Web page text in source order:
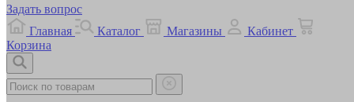
Задать вопрос
Главная
Каталог Магазины
Кабинет
Корзина